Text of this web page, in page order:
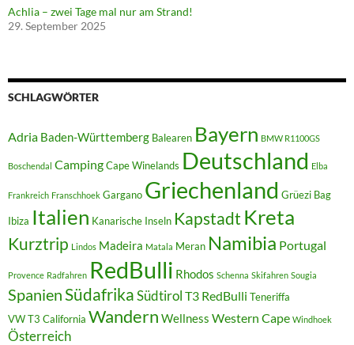
Achlia – zwei Tage mal nur am Strand!
29. September 2025
SCHLAGWÖRTER
Adria Baden-Württemberg Balearen Bayern BMW R1100GS
Boschendal CampingCape Winelands Deutschland Elba
Frankreich Franschhoek Gargano Griechenland Grüezi Bag
Ibiza Italien Kanarische Inseln Kapstadt Kreta
Kurztrip Lindos Madeira Matala Meran Namibia Portugal
Provence Radfahren RedBulli Rhodos Schenna Skifahren Sougia
SpanienSüdafrikaSüdtirol T3 RedBulli Teneriffa
VW T3 California Wandern Wellness Western Cape Windhoek
Österreich